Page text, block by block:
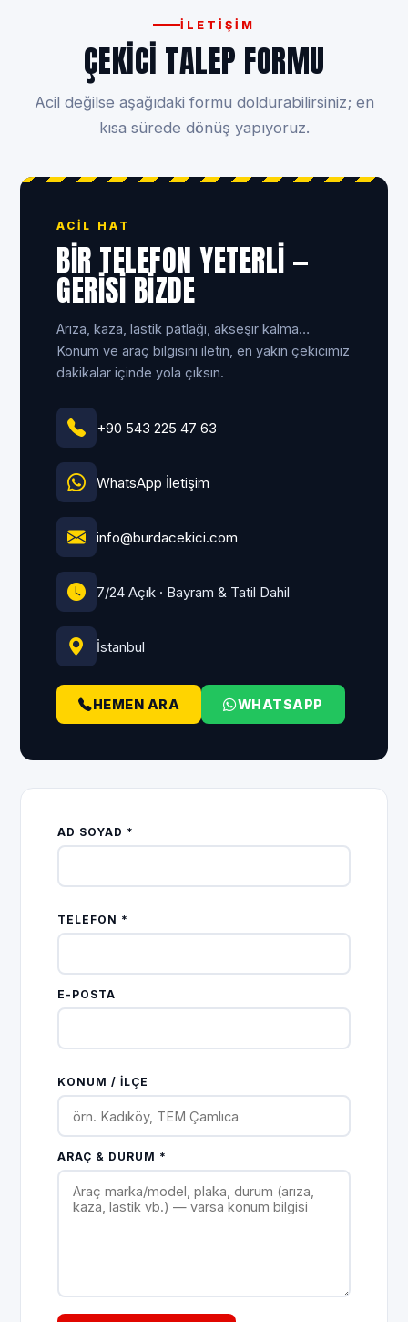
İLETIŞIM
ÇEKICI TALEP FORMU
Acil değilse aşağıdaki formu doldurabilirsiniz; en
kısa sürede dönüş yapıyoruz.
ACIL HAT
BIR TELEFON YETERLI —
GERISI BIZDE
Ar­ıza, kaza, lastik patlağı, akse­şır kalma…
Konum ve araç bilgisini iletin, en yakın çekicimiz
dakikalar içinde yola çıksın.
+90 543 225 47 63
WhatsApp İletişim
info@burdacekici.com
7/24 Açık · Bayram & Tatil Dahil
İstanbul
HEMEN ARA WHATSAPP
AD SOYAD *
TELEFON *
E-POSTA
KONUM / İLÇE
ARAÇ & DURUM *